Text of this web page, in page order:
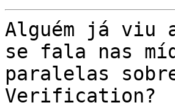
Alguém já viu
se fala nas
paralelas
Verification?